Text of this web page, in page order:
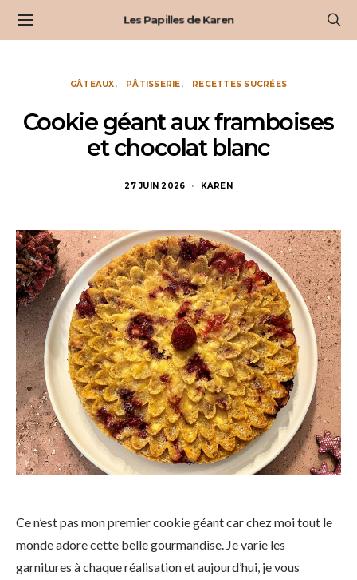
Les Papilles de Karen
GÂTEAUX PÂTISSERIE RECETTES SUCRÉES
Cookie géant aux framboises
et chocolat blanc
27 JUIN 2026 KAREN
Ce n’est pas mon premier cookie géant car chez moi tout le
monde adore cette belle gourmandise. Je varie les
garnitures à chaque réalisation et aujourd’hui, je vous